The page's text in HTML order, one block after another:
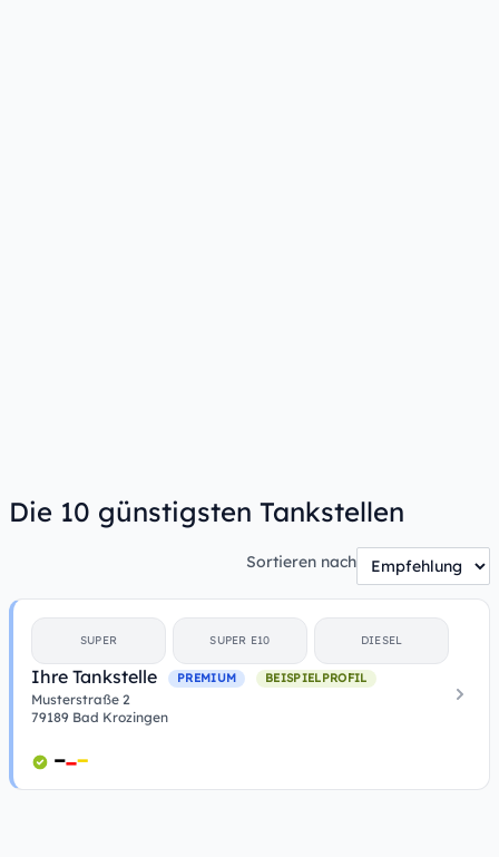
Die 10 günstigsten Tankstellen
Sortieren nach
SUPER SUPER E10 DIESEL
Ihre Tankstelle PREMIUM BEISPIELPROFIL
Musterstraße 2
79189 Bad Krozingen